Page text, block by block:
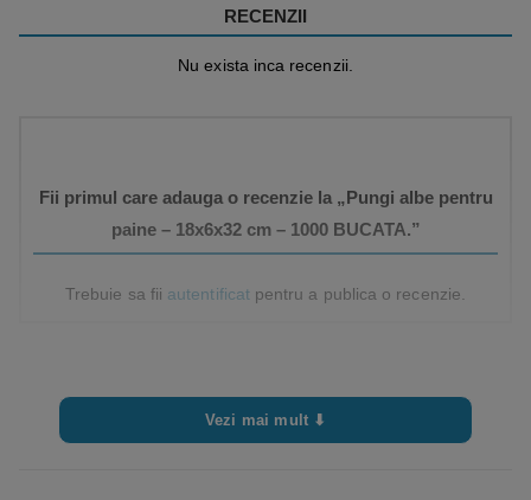
RECENZII
Nu exista inca recenzii.
Fii primul care adauga o recenzie la „Pungi albe pentru
paine – 18x6x32 cm – 1000 BUCATA.”
Trebuie sa fii autentificatpentru a publica o recenzie.
Vezi mai mult ⬇